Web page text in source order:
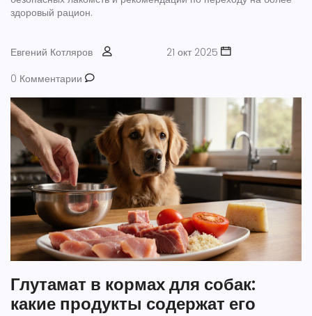
здоровый рацион.
Евгений Котляров
21 окт 2025
0 Комментарии
Глутамат в кормах для собак:
какие продукты содержат его